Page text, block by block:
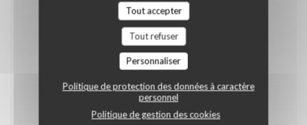
Tout accepter
Tout refuser
Personnaliser
Politique de protection des données à caractère
personnel
Politique de gestion des cookies
Ice tea
4,50 EUR
33 Cl
Minute Maid